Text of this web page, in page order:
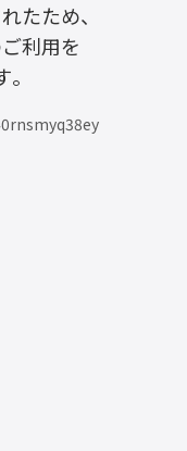
たため、
利用を